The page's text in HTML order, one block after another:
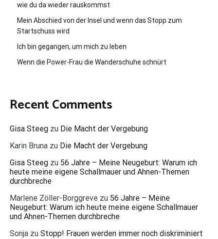
wie du da wieder rauskommst
Mein Abschied von der Insel und wenn das Stopp zum
Startschuss wird
Ich bin gegangen, um mich zu leben
Wenn die Power-Frau die Wanderschuhe schnürt
Recent Comments
Gisa Steeg zu Die Macht der Vergebung
Karin Bruna zu Die Macht der Vergebung
Gisa Steeg zu 56 Jahre – Meine Neugeburt: Warum ich
heute meine eigene Schallmauer und Ahnen-Themen
durchbreche
Marlene Zöller-Borggreve zu 56 Jahre – Meine
Neugeburt: Warum ich heute meine eigene Schallmauer
und Ahnen-Themen durchbreche
Sonja zu Stopp! Frauen werden immer noch diskriminiert